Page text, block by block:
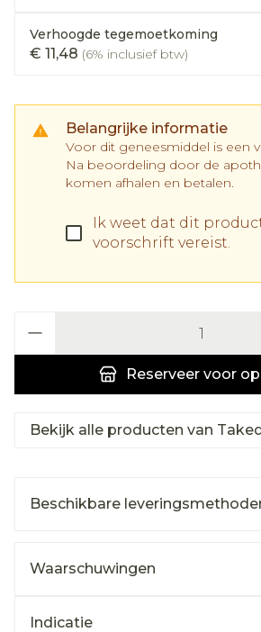
Verhoogde tegemoetkoming
€ 11,48 (6% inclusief btw)
Belangrijke informatie
Voor dit geneesmiddel is een
Na beoordeling door de
komen afhalen en betalen.
Ik weet dat dit
voorschrift vereist.
Reserveer voor
Bekijk alle producten van
Beschikbare
Waarschuwingen
Indicatie